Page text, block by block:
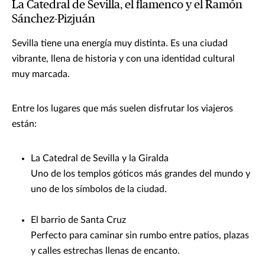
La Catedral de Sevilla, el flamenco y el Ramón
Sánchez-Pizjuán
Sevilla tiene una energía muy distinta. Es una ciudad
vibrante, llena de historia y con una identidad cultural
muy marcada.
Entre los lugares que más suelen disfrutar los viajeros
están:
La Catedral de Sevilla y la Giralda
Uno de los templos góticos más grandes del mundo y
uno de los símbolos de la ciudad.
El barrio de Santa Cruz
Perfecto para caminar sin rumbo entre patios, plazas
y calles estrechas llenas de encanto.